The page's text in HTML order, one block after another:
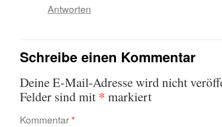
Antworten
Schreibe einen Kommentar
Deine E-Mail-Adresse wird nicht
Felder sind mit * markiert
Kommentar*